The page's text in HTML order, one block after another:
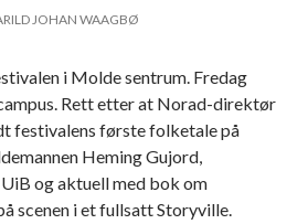
JOHAN WAAGBØ
i Molde sentrum. Fredag
Rett etter at Norad-direktør
festivalens første folketale på
Heming Gujord,
og aktuell med bok om
scenen i et fullsatt Storyville.